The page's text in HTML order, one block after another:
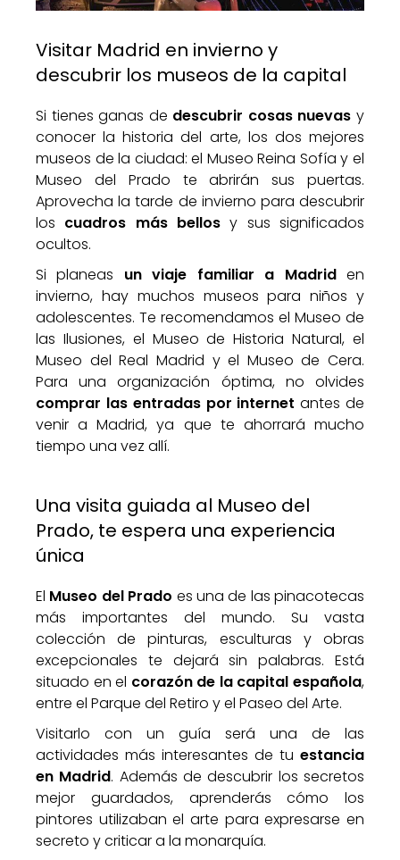
Visitar Madrid en invierno y
descubrir los museos de la capital
Si tienes ganas de descubrir cosas nuevas y
conocer la historia del arte, los dos mejores
museos de la ciudad: el Museo Reina Sofía y el
Museo del Prado te abrirán sus puertas.
Aprovecha la tarde de invierno para descubrir
los cuadros más bellos y sus significados
ocultos.
Si planeas un viaje familiar a Madriden
invierno, hay muchos museos para niños y
adolescentes. Te recomendamos el Museo de
las Ilusiones, el Museo de Historia Natural, el
Museo del Real Madrid y el Museo de Cera.
Para una organización óptima, no olvides
comprar las entradas por internet antes de
venir a Madrid, ya que te ahorrará mucho
tiempo una vez allí.
Una visita guiada al Museo del
Prado, te espera una experiencia
única
El Museo del Prado es una de las pinacotecas
más importantes del mundo. Su vasta
colección de pinturas, esculturas y obras
excepcionales te dejará sin palabras. Está
situado en el corazón de la capital española,
entre el Parque del Retiro y el Paseo del Arte.
Visitarlo con un guía será una de las
actividades más interesantes de tu estancia
en Madrid. Además de descubrir los secretos
mejor guardados, aprenderás cómo los
pintores utilizaban el arte para expresarse en
secreto y criticar a la monarquía.